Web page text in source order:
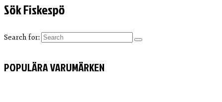
Sök Fiskespö
Search for:
POPULÄRA VARUMÄRKEN